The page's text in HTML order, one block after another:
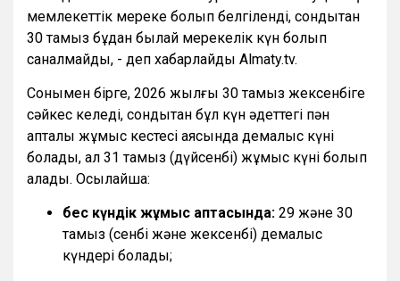
мемлекеттік мереке болып белгіленді, сондықтан
30 тамыз бұдан былай мерекелік күн болып
саналмайды, - деп хабарлайды Almaty.tv.
Сонымен бірге, 2026 жылғы 30 тамыз жексенбіге
сәйкес келеді, сондықтан бұл күн әдеттегі пән
апталық жұмыс кестесі аясында демалыс күні
болады, ал 31 тамыз (дүйсенбі) жұмыс күні болып
қалады. Осылайша:
бес күндік жұмыс аптасында: 29 және 30
тамыз (сенбі және жексенбі) демалыс
күндері болады;